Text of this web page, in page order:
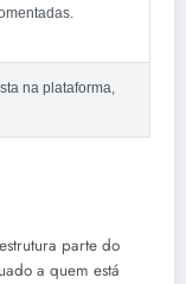
na plataforma,
parte do
a quem está